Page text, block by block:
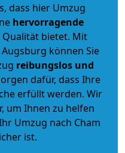
dass hier Umzug
hervorragende
Qualität bietet. Mit
können Sie
reibungslos und
dafür, dass Ihre
erfüllt werden. Wir
um Ihnen zu helfen
Umzug nach Cham
ist.